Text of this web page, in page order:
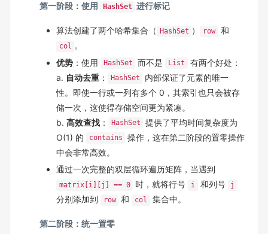
第一阶段：使用 HashSet 进行标记
算法创建了两个哈希集合（ HashSet ） row 和
col 。
优势 ：使用 HashSet 而不是 List
有两个好处：
a. 自动去重 ： HashSet
内部保证了元素的唯一
性。即使一行或一列有多个 0，其索引也只会被存
储一次，这使得存储空间更为紧凑。
b. 高效查找 ： HashSet
提供了平均时间复杂度为
O(1) 的
contains
操作，这在第二阶段的置零操作
中会非常高效。
通过一次完整的双层循环遍历矩阵，当遇到
matrix[i][j] == 0 时，就将行号 i 和列号 j
分别添加到 row 和 col 集合中。
第二阶段：统一置零